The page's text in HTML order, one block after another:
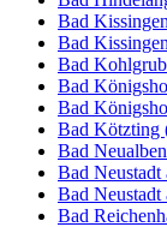
Bad
Bad
Bad
Bad
Bad
Bad Kötzting
Bad
Bad Neustadt
Bad Neustadt
Bad